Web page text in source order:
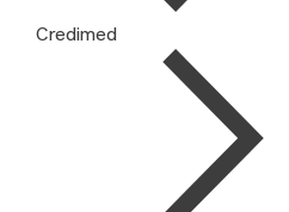
Credimed